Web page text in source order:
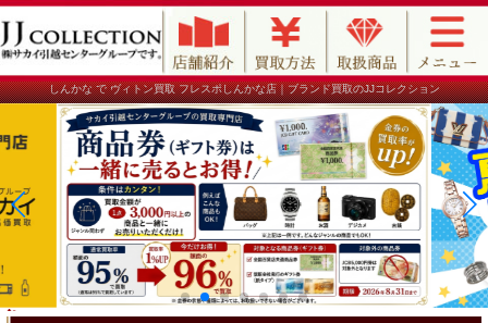
しんかな で ヴィトン買取 フレスポしんかな店｜ブランド買取のJJコレクション